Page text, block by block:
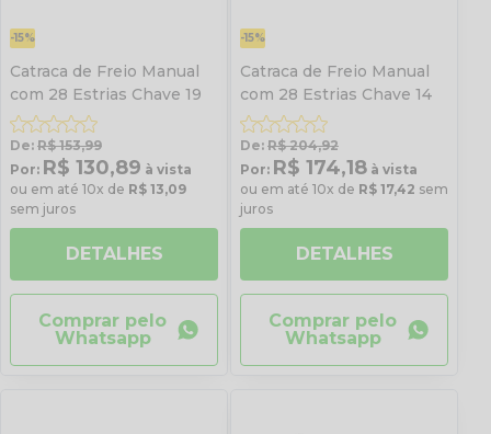
-15%
Catraca de Freio Manual
com 28 Estrias Chave 19
De: R$ 153,99
Por: R$ 130,89 à vista
ou em até 10x de R$ 13,09
sem juros
DETALHES
Comprar pelo
Whatsapp
-15%
Catraca de Freio Manual
com 28 Estrias Chave 14
De: R$ 204,92
Por: R$ 174,18 à vista
ou em até 10x de R$ 17,42 sem
juros
DETALHES
Comprar pelo
Whatsapp